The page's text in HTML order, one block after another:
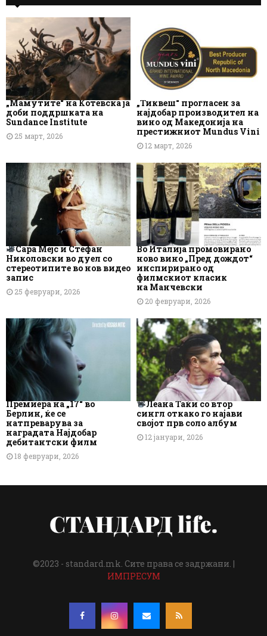
„Мамутите“ на Котевска ја
доби поддршката на
Sundance Institute
25 март, 2026
„Тиквеш“ прогласен за
најдобар производител на
вино од Македонија на
престижниот Mundus Vini
12 март, 2026
Сара Мејс и Стефан
Николовски во дуел со
стереотипите во нов видео
запис
25 февруари, 2026
Во Италија промовирано
ново вино „Пред дождот“
инспирирано од
филмскиот класик
на Манчевски
20 февруари, 2026
Премиера на „17“ во
Берлин, ќе се
натпреварува за
наградата Најдобар
дебитантски филм
18 февруари, 2026
Леана Таќи со втор
сингл откако го најави
својот прв соло албум
12 јануари, 2026
©2023 - standard.mk. Сите права се задржани. |
ИМПРЕСУМ